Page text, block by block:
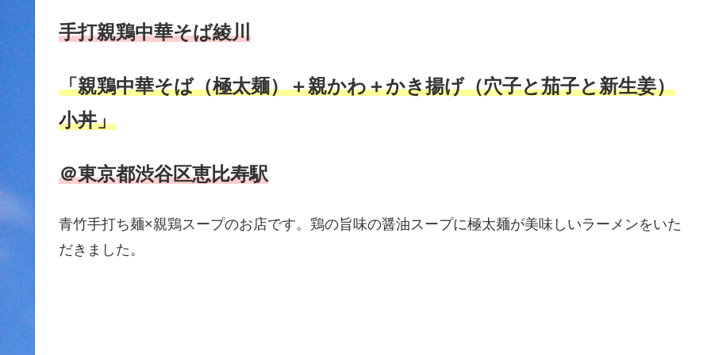
手打親鶏中華そば綾川
「親鶏中華そば（極太麺）＋親かわ＋かき揚げ（穴子と茄子と新生姜）
小丼」
＠東京都渋谷区恵比寿駅
青竹手打ち麺×親鶏スープのお店です。鶏の旨味の醤油スープに極太麺が美味しいラーメンをいた
だきました。